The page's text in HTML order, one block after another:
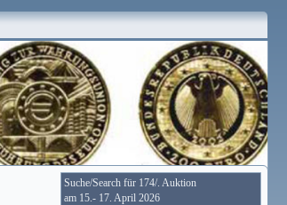
Suche/Search für 174/. Auktion
am 15.- 17. April 2026